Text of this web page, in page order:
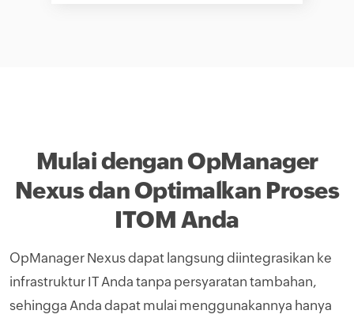
Mulai dengan OpManager
Nexus dan Optimalkan Proses
ITOM Anda
OpManager Nexus dapat langsung diintegrasikan ke
infrastruktur IT Anda tanpa persyaratan tambahan,
sehingga Anda dapat mulai menggunakannya hanya